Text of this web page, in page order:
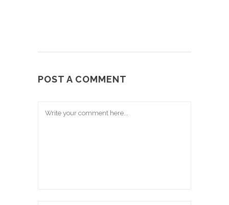
POST A COMMENT